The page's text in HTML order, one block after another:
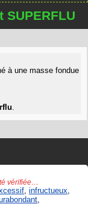
à une masse fondue
.
vérifiée…
infructueux